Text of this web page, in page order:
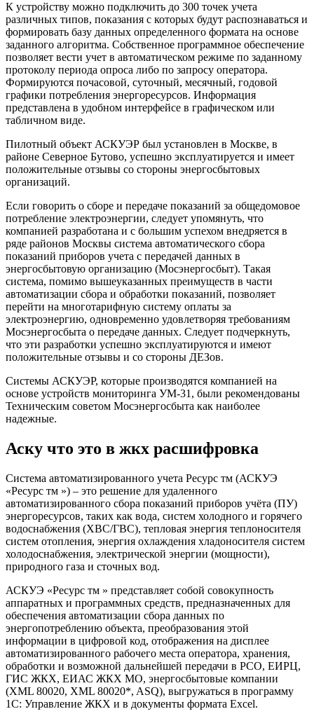
К устройству можно подключить до 300 точек учета
различных типов, показания с которых будут распознаваться и
формировать базу данных определенного формата на основе
заданного алгоритма. Собственное программное обеспечение
позволяет вести учет в автоматическом режиме по заданному
протоколу периода опроса либо по запросу оператора.
Формируются почасовой, суточный, месячный, годовой
графики потребления энергоресурсов. Информация
представлена в удобном интерфейсе в графическом или
табличном виде.
Пилотный объект АСКУЭР был установлен в Москве, в
районе Северное Бутово, успешно эксплуатируется и имеет
положительные отзывы со стороны энергосбытовых
организаций.
Если говорить о сборе и передаче показаний за общедомовое
потребление электроэнергии, следует упомянуть, что
компанией разработана и с большим успехом внедряется в
ряде районов Москвы система автоматического сбора
показаний приборов учета с передачей данных в
энергосбытовую организацию (Мосэнергосбыт). Такая
система, помимо вышеуказанных преимуществ в части
автоматизации сбора и обработки показаний, позволяет
перейти на многотарифную систему оплаты за
электроэнергию, одновременно удовлетворяя требованиям
Мосэнергосбыта о передаче данных. Следует подчеркнуть,
что эти разработки успешно эксплуатируются и имеют
положительные отзывы и со стороны ДЕЗов.
Системы АСКУЭР, которые производятся компанией на
основе устройств мониторинга УМ-31, были рекомендованы
Техническим советом Мосэнергосбыта как наиболее
надежные.
Аску что это в жкх расшифровка
Система автоматизированного учета Ресурс тм (АСКУЭ
«Ресурс тм ») – это решение для удаленного
автоматизированного сбора показаний приборов учёта (ПУ)
энергоресурсов, таких как вода, систем холодного и горячего
водоснабжения (ХВС/ГВС), тепловая энергия теплоносителя
систем отопления, энергия охлаждения хладоносителя систем
холодоснабжения, электрической энергии (мощности),
природного газа и сточных вод.
АСКУЭ «Ресурс тм » представляет собой совокупность
аппаратных и программных средств, предназначенных для
обеспечения автоматизации сбора данных по
энергопотреблению объекта, преобразования этой
информации в цифровой код, отображения на дисплее
автоматизированного рабочего места оператора, хранения,
обработки и возможной дальнейшей передачи в РСО, ЕИРЦ,
ГИС ЖКХ, ЕИАС ЖКХ МО, энергосбытовые компании
(XML 80020, XML 80020*, ASQ), выгружаться в программу
1С: Управление ЖКХ и в документы формата Excel.